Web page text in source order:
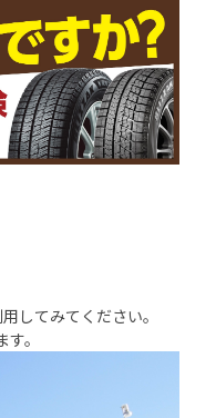
してみてください。
。